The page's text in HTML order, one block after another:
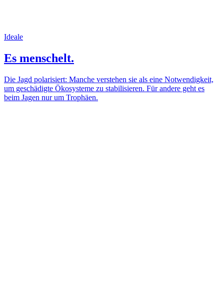
Ideale
Es menschelt.
Die Jagd polarisiert: Manche verstehen sie als eine Notwendigkeit,
um geschädigte Ökosysteme zu stabilisieren. Für andere geht es
beim Jagen nur um Trophäen.